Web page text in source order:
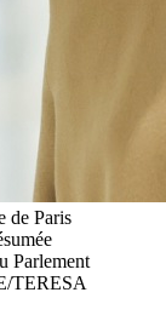
de Paris
Parlement
TERESA